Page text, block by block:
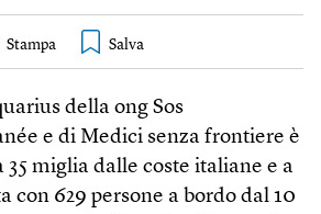
Stampa
della ong Sos
e di Medici senza frontiere è
35 miglia dalle coste italiane e a
con 629 persone a bordo dal 10